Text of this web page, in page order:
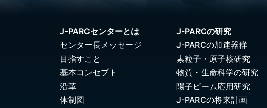
J-PARCセンターとは
センター長メッセージ
目指すこと
基本コンセプト
沿革
体制図
J-PARCの研究
J-PARCの加速器群
素粒子・原子核研究
物質・生命科学の研究
陽子ビーム応用研究
J-PARCの将来計画